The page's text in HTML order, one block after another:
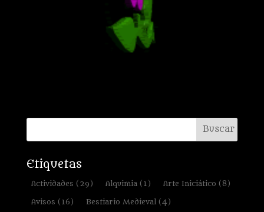
Etiquetas
Actividades (29) Alquimia (1) Arte Iniciático (8)
Avisos (16) Bestiario Medieval (4)